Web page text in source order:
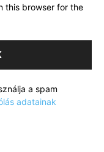
this browser for the
a spam
adatainak